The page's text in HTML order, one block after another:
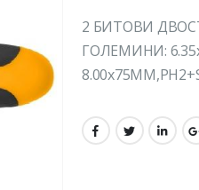
2 БИТОВИ
ГОЛЕМИНИ: